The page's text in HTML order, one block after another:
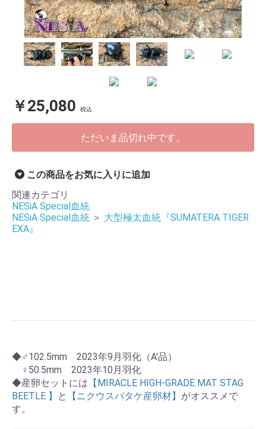
￥25,080 税込
ただいま品切れ中です。
この商品をお気に入りに追加
関連カテゴリ
NESiA Special血統
NESiA Special血統 ＞ 大型極太血統『SUMATERA TIGER
EXA』
◆♂102.5mm 2023年9月羽化（A'品）
♀50.5mm 2023年10月羽化
◆産卵セットには 【MIRACLE HIGH-GRADE MAT STAG
BEETLE 】
と 【ニクウスバタケ産卵材】 がオススメで
す。